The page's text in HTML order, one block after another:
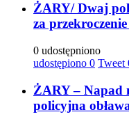
ŻARY/ Dwaj
za
0 udostępniono
udostępiono 0 Tweet
ŻARY – Napad
policyjna